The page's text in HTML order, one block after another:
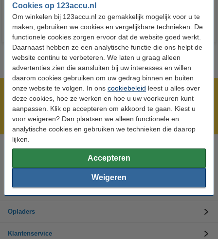
Cookies op 123accu.nl
Om winkelen bij 123accu.nl zo gemakkelijk mogelijk voor u te
maken, gebruiken we cookies en vergelijkbare technieken. De
functionele cookies zorgen ervoor dat de website goed werkt.
Daarnaast hebben ze een analytische functie die ons helpt de
website continu te verbeteren. We laten u graag alleen
advertenties zien die aansluiten bij uw interesses en willen
daarom cookies gebruiken om uw gedrag binnen en buiten
onze website te volgen. In ons cookiebeleid leest u alles over
deze cookies, hoe ze werken en hoe u uw voorkeuren kunt
aanpassen. Klik op accepteren om akkoord te gaan. Kiest u
voor weigeren? Dan plaatsen we alleen functionele en
analytische cookies en gebruiken we technieken die daarop
lijken.
Accepteren
Weigeren
BTW
Meer dan 5 miljoen klanten!
Voor 23.59 uur besteld, morgen in huis!
Laagsteprijsgarantie!
Hulp nodig? Bel ons op 0294-787125
Op werkdagen van 9.00 tot 17.30 uur
Accu's
Opladers
Klantenservice